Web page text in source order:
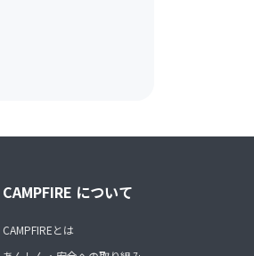
CAMPFIRE について
CAMPFIREとは